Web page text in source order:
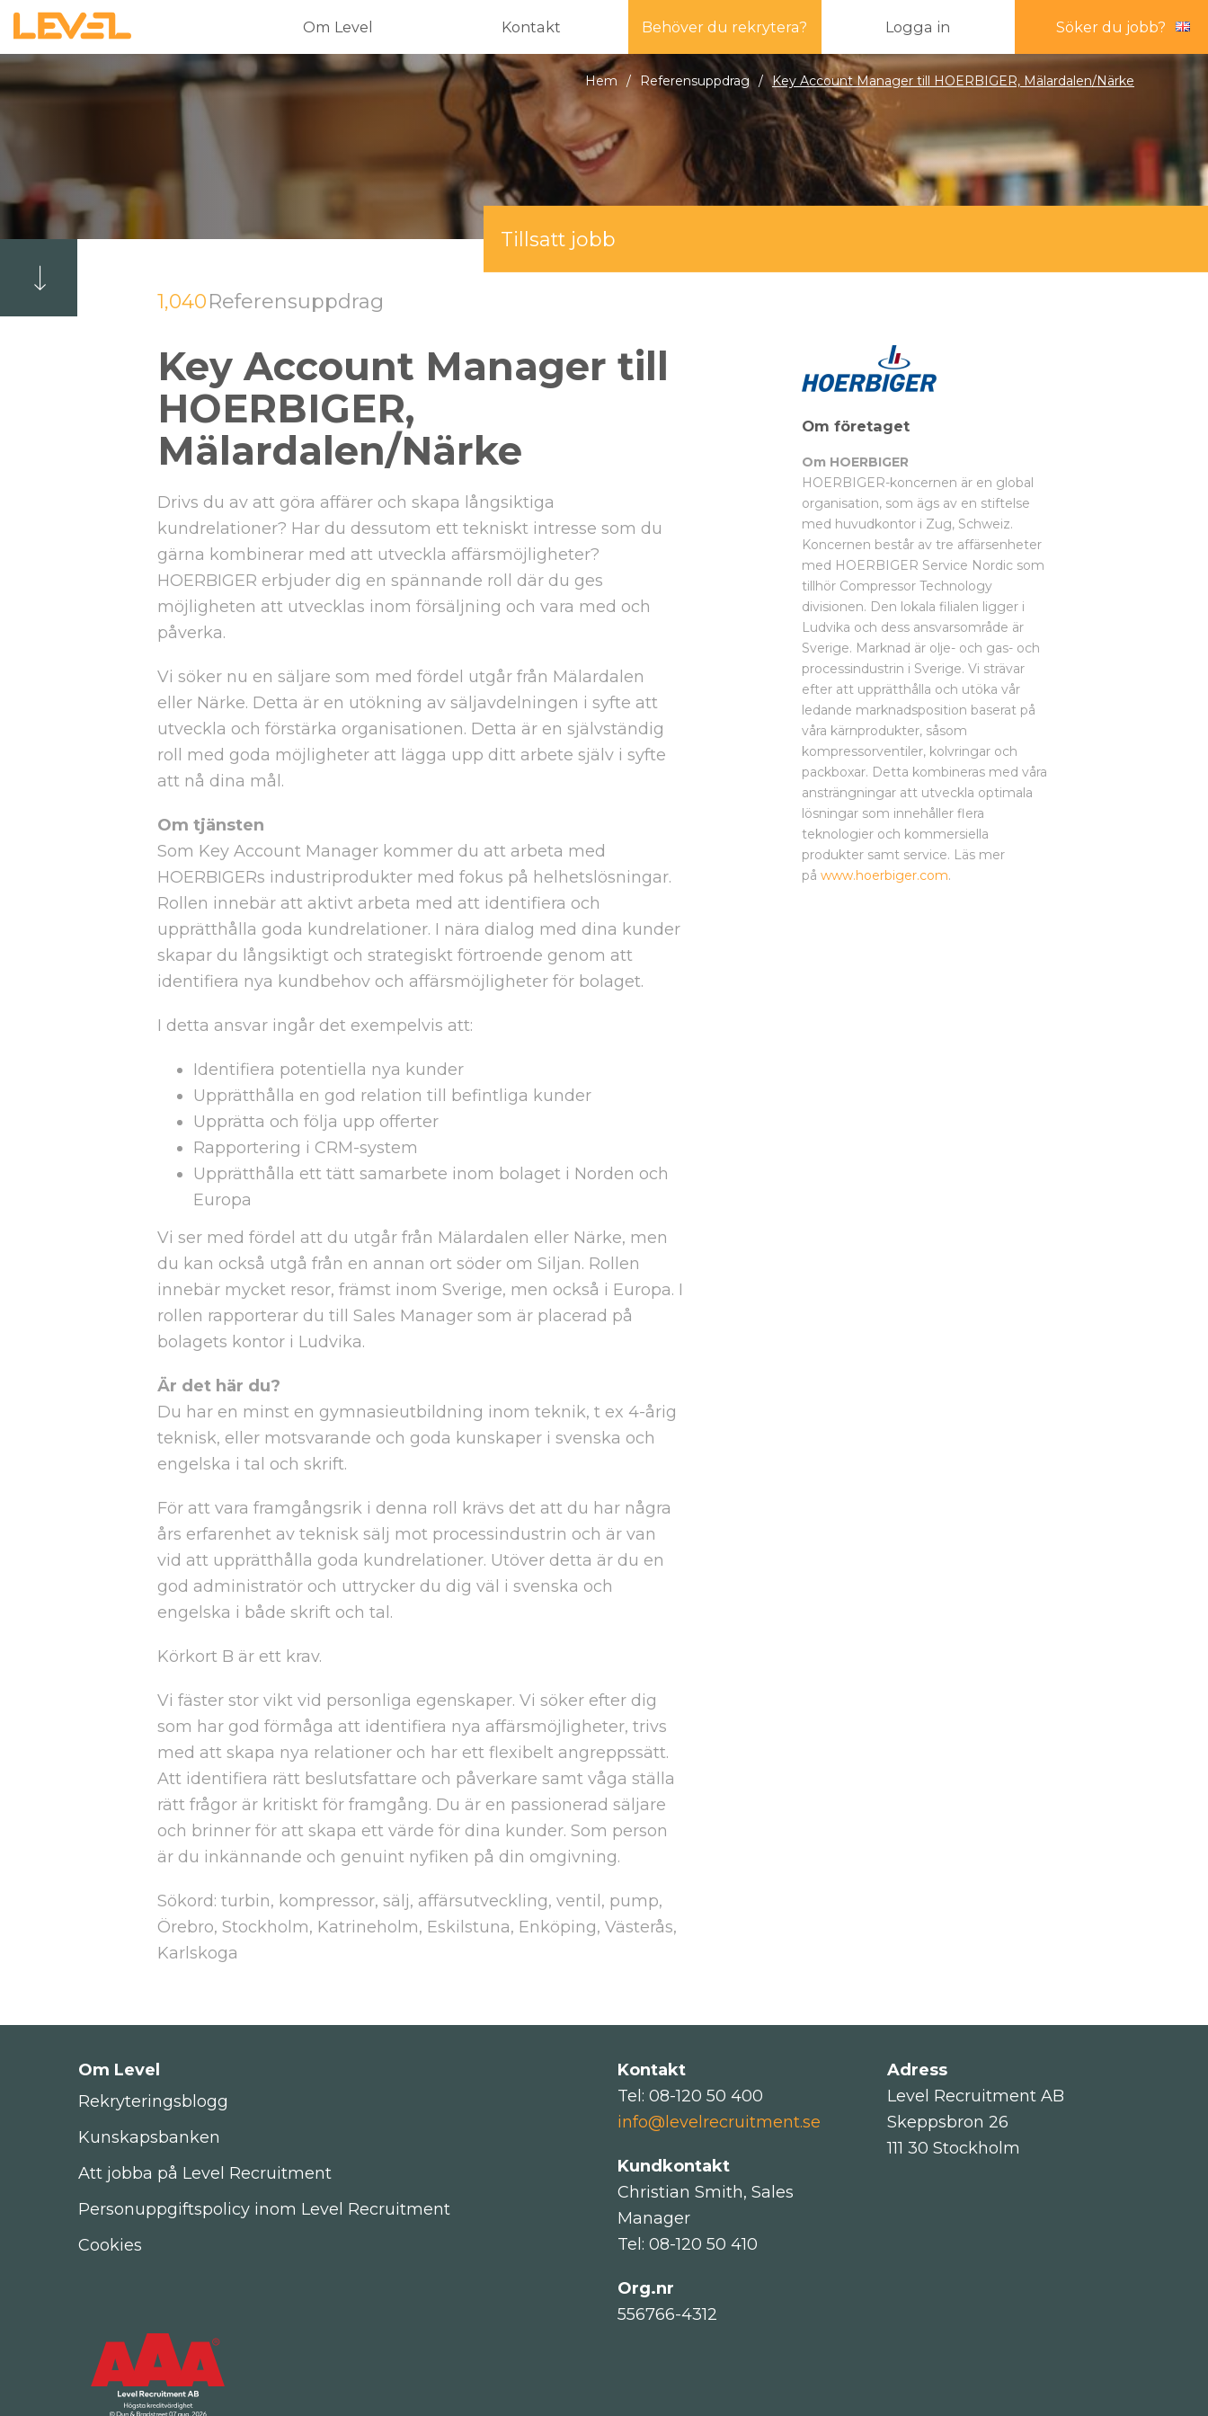
Om Level Kontakt Behöver du rekrytera? Logga in Söker du jobb?
Hem / Referensuppdrag / Key Account Manager till HOERBIGER, Mälardalen/Närke
Tillsatt jobb
1,040Referensuppdrag
Key Account Manager till
HOERBIGER,
Mälardalen/Närke
Drivs du av att göra affärer och skapa långsiktiga
kundrelationer? Har du dessutom ett tekniskt intresse som du
gärna kombinerar med att utveckla affärsmöjligheter?
HOERBIGER erbjuder dig en spännande roll där du ges
möjligheten att utvecklas inom försäljning och vara med och
påverka.
Vi söker nu en säljare som med fördel utgår från Mälardalen
eller Närke. Detta är en utökning av säljavdelningen i syfte att
utveckla och förstärka organisationen. Detta är en självständig
roll med goda möjligheter att lägga upp ditt arbete själv i syfte
att nå dina mål.
Om tjänsten
Som Key Account Manager kommer du att arbeta med
HOERBIGERs industriprodukter med fokus på helhetslösningar.
Rollen innebär att aktivt arbeta med att identifiera och
upprätthålla goda kundrelationer. I nära dialog med dina kunder
skapar du långsiktigt och strategiskt förtroende genom att
identifiera nya kundbehov och affärsmöjligheter för bolaget.
I detta ansvar ingår det exempelvis att:
Identifiera potentiella nya kunder
Upprätthålla en god relation till befintliga kunder
Upprätta och följa upp offerter
Rapportering i CRM-system
Upprätthålla ett tätt samarbete inom bolaget i Norden och
Europa
Vi ser med fördel att du utgår från Mälardalen eller Närke, men
du kan också utgå från en annan ort söder om Siljan. Rollen
innebär mycket resor, främst inom Sverige, men också i Europa. I
rollen rapporterar du till Sales Manager som är placerad på
bolagets kontor i Ludvika.
Är det här du?
Du har en minst en gymnasieutbildning inom teknik, t ex 4-årig
teknisk, eller motsvarande och goda kunskaper i svenska och
engelska i tal och skrift.
För att vara framgångsrik i denna roll krävs det att du har några
års erfarenhet av teknisk sälj mot processindustrin och är van
vid att upprätthålla goda kundrelationer. Utöver detta är du en
god administratör och uttrycker du dig väl i svenska och
engelska i både skrift och tal.
Körkort B är ett krav.
Vi fäster stor vikt vid personliga egenskaper. Vi söker efter dig
som har god förmåga att identifiera nya affärsmöjligheter, trivs
med att skapa nya relationer och har ett flexibelt angreppssätt.
Att identifiera rätt beslutsfattare och påverkare samt våga ställa
rätt frågor är kritiskt för framgång. Du är en passionerad säljare
och brinner för att skapa ett värde för dina kunder. Som person
är du inkännande och genuint nyfiken på din omgivning.
Sökord: turbin, kompressor, sälj, affärsutveckling, ventil, pump,
Örebro, Stockholm, Katrineholm, Eskilstuna, Enköping, Västerås,
Karlskoga
Om företaget
Om HOERBIGER
HOERBIGER-koncernen är en global
organisation, som ägs av en stiftelse
med huvudkontor i Zug, Schweiz.
Koncernen består av tre affärsenheter
med HOERBIGER Service Nordic som
tillhör Compressor Technology
divisionen. Den lokala filialen ligger i
Ludvika och dess ansvarsområde är
Sverige. Marknad är olje- och gas- och
processindustrin i Sverige. Vi strävar
efter att upprätthålla och utöka vår
ledande marknadsposition baserat på
våra kärnprodukter, såsom
kompressorventiler, kolvringar och
packboxar. Detta kombineras med våra
ansträngningar att utveckla optimala
lösningar som innehåller flera
teknologier och kommersiella
produkter samt service. Läs mer
på www.hoerbiger.com.
Om Level
Rekryteringsblogg
Kunskapsbanken
Att jobba på Level Recruitment
Personuppgiftspolicy inom Level Recruitment
Cookies
Kontakt
Tel: 08-120 50 400
info@levelrecruitment.se
Kundkontakt
Christian Smith, Sales
Manager
Tel: 08-120 50 410
Org.nr
556766-4312
Adress
Level Recruitment AB
Skeppsbron 26
111 30 Stockholm